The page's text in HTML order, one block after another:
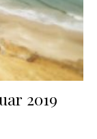
2019